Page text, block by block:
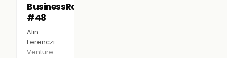
BusinessRoomPodcast
#48
Alin
Ferenczi ·
Venture